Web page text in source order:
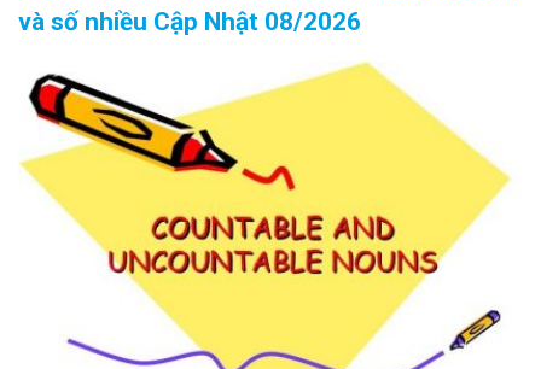
và số nhiều Cập Nhật 08/2026